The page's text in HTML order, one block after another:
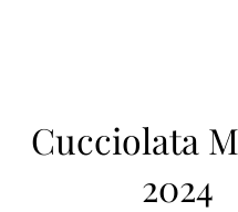
Cucciolata
2024